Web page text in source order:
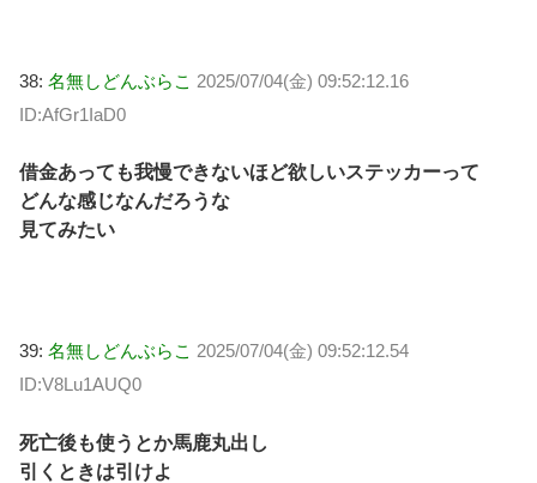
38: 名無しどんぶらこ 2025/07/04(金) 09:52:12.16
ID:AfGr1IaD0
借金あっても我慢できないほど欲しいステッカーって
どんな感じなんだろうな
見てみたい
39: 名無しどんぶらこ 2025/07/04(金) 09:52:12.54
ID:V8Lu1AUQ0
死亡後も使うとか馬鹿丸出し
引くときは引けよ